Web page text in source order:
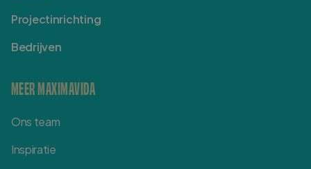
Projectinrichting
Bedrijven
MEER MAXIMAVIDA
Ons team
Inspiratie